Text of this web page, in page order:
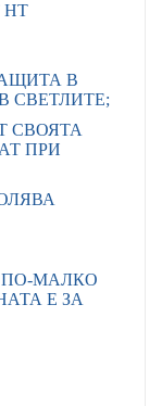
В
СВЕТЛИТЕ;
СВОЯТА
ПРИ
ПО-МАЛКО
Е ЗА